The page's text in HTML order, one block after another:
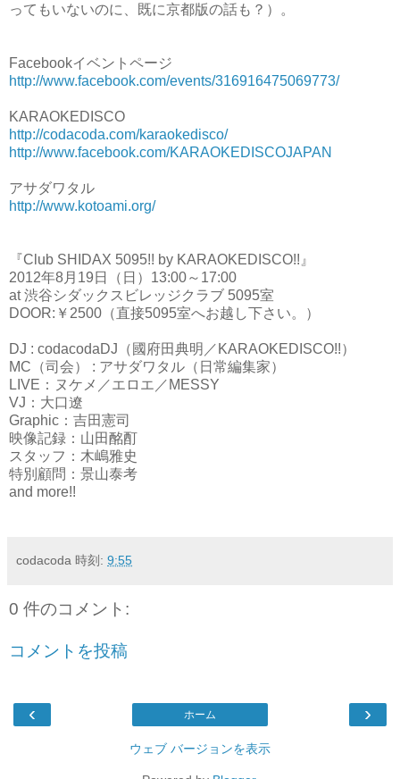
ってもいないのに、既に京都版の話も？）。
Facebookイベントページ
http://www.facebook.com/events/316916475069773/
KARAOKEDISCO
http://codacoda.com/karaokedisco/
http://www.facebook.com/KARAOKEDISCOJAPAN
アサダワタル
http://www.kotoami.org/
『Club SHIDAX 5095!! by KARAOKEDISCO!!』
2012年8月19日（日）13:00～17:00
at 渋谷シダックスビレッジクラブ 5095室
DOOR:￥2500（直接5095室へお越し下さい。）
DJ : codacodaDJ（國府田典明／KARAOKEDISCO!!）
MC（司会） : アサダワタル（日常編集家）
LIVE：ヌケメ／エロエ／MESSY
VJ：大口遼
Graphic：吉田憲司
映像記録：山田酩酊
スタッフ：木嶋雅史
特別顧問：景山泰考
and more!!
codacoda 時刻: 9:55
0 件のコメント:
コメントを投稿
‹ ›
ホーム
ウェブ バージョンを表示